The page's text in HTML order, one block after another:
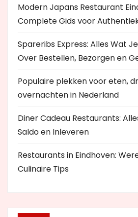
Modern Japans Restaurant
Complete Gids voor
Spareribs Express: Alles Wat
Over Bestellen, Bezorgen en
Populaire plekken voor eten,
overnachten in Nederland
Diner Cadeau Restaurants:
Saldo en Inleveren
Restaurants in Eindhoven:
Culinaire Tips